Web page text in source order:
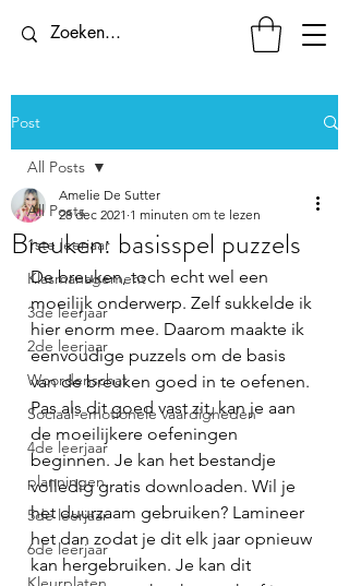
Post
All Posts
1ste leerjaar
Klasmanagement
3de leerjaar
2de leerjaar
Woordenschat
Sociaal-emotionele vaardigheden
4de leerjaar
planningen
5de leerjaar
6de leerjaar
All Posts
Breuken: basisspel puzzels
Amelie De Sutter
28 dec 2021 1 minuten om te lezen
De breuken, toch echt wel een
moeilijk onderwerp. Zelf sukkelde ik
hier enorm mee. Daarom maakte ik
eenvoudige puzzels om de basis
van de breuken goed in te oefenen.
Pas als dit goed vast zit, kan je aan
de moeilijkere oefeningen
beginnen. Je kan het bestandje
volledig gratis downloaden. Wil je
het duurzaam gebruiken? Lamineer
het dan zodat je dit elk jaar opnieuw
kan hergebruiken. Je kan dit